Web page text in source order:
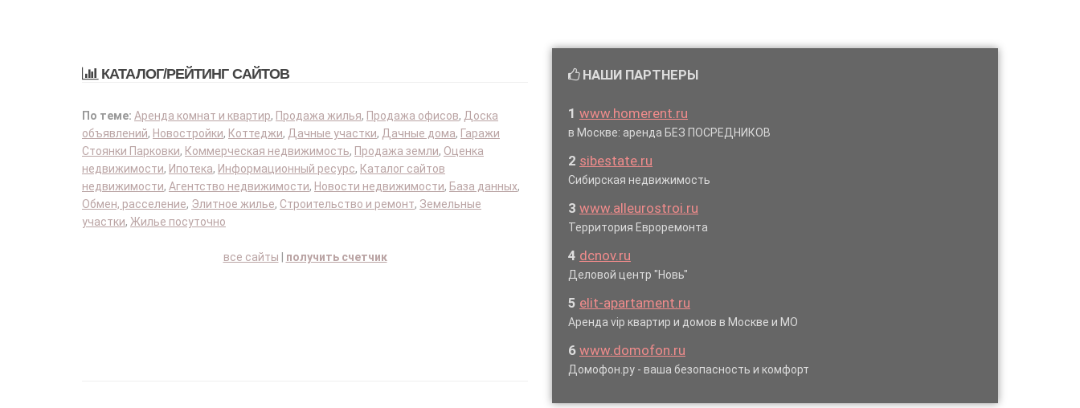
КАТАЛОГ/РЕЙТИНГ САЙТОВ
По теме: Аренда комнат и квартир, Продажа жилья, Продажа офисов, Доска
объявлений, Новостройки, Коттеджи, Дачные участки, Дачные дома, Гаражи
Стоянки Парковки, Коммерческая недвижимость, Продажа земли, Оценка
недвижимости, Ипотека, Информационный ресурс, Каталог сайтов
недвижимости, Агентство недвижимости, Новости недвижимости, База данных,
Обмен, расселение, Элитное жилье, Строительство и ремонт, Земельные
участки, Жилье посуточно
все сайты получить счетчик
НАШИ ПАРТНЕРЫ
1 www.homerent.ru
в Москве: аренда БЕЗ ПОСРЕДНИКОВ
2 sibestate.ru
Сибирская недвижимость
3 www.alleurostroi.ru
Территория Евроремонта
4 dcnov.ru
Деловой центр "Новь"
5 elit-apartament.ru
Аренда vip квартир и домов в Москве и МО
6 www.domofon.ru
Домофон.ру - ваша безопасность и комфорт